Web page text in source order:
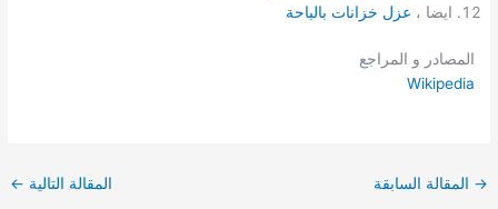
ايضا ، عزل خزانات بالباحة
المصادر و المراجع
Wikipedia
→ المقالة السابقة المقالة التالية ←